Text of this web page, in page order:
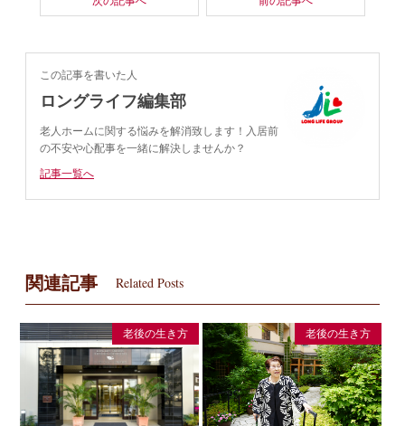
この記事を書いた人
ロングライフ編集部
老人ホームに関する悩みを解消致します！入居前
の不安や心配事を一緒に解決しませんか？
記事一覧へ
関連記事 Related Posts
老後の生き方 老後の生き方